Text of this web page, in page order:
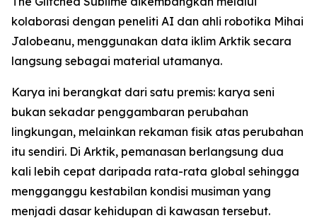
kolaborasi dengan peneliti AI dan ahli robotika Mihai
Jalobeanu, menggunakan data iklim Arktik secara
langsung sebagai material utamanya.
Karya ini berangkat dari satu premis: karya seni
bukan sekadar penggambaran perubahan
lingkungan, melainkan rekaman fisik atas perubahan
itu sendiri. Di Arktik, pemanasan berlangsung dua
kali lebih cepat daripada rata-rata global sehingga
mengganggu kestabilan kondisi musiman yang
menjadi dasar kehidupan di kawasan tersebut.